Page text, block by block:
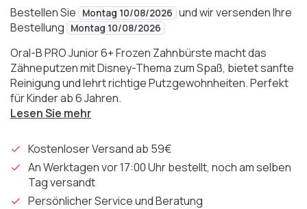
Bestellen Sie Montag 10/08/2026 und wir versenden Ihre
Bestellung
Montag 10/08/2026
Oral-B PRO Junior 6+ Frozen Zahnbürste macht das
Zähneputzen mit Disney-Thema zum Spaß, bietet sanfte
Reinigung und lehrt richtige Putzgewohnheiten. Perfekt
für Kinder ab 6 Jahren.
Lesen Sie mehr
Kostenloser Versand ab 59€
An Werktagen vor 17:00 Uhr bestellt, noch am selben
Tag versandt
Persönlicher Service und Beratung